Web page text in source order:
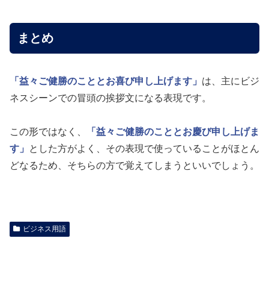
まとめ
「益々ご健勝のこととお喜び申し上げます」 は、主にビジ
ネスシーンでの冒頭の挨拶文になる表現です。
この形ではなく、
「益々ご健勝のこととお慶び申し上げま
す」
とした方がよく、その表現で使っていることがほとん
どなるため、そちらの方で覚えてしまうといいでしょう。
ビジネス用語